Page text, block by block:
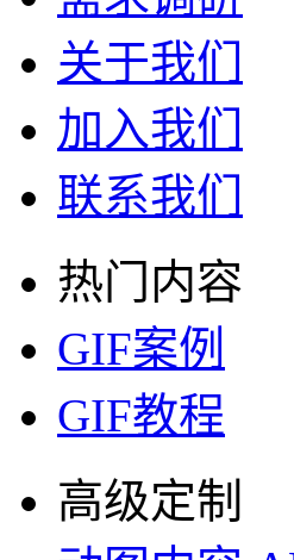
智能GIF抠图
支持服务
新手学堂
教程博客
帮助反馈
常见问题
需求调研
关于我们